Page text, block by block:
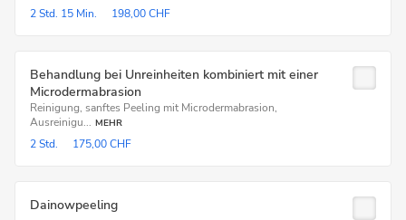
2 Std. 15 Min. 198,00 CHF
Behandlung bei Unreinheiten kombiniert mit einer
Microdermabrasion
Reinigung, sanftes Peeling mit Microdermabrasion,
Ausreinigu... MEHR
2 Std. 175,00 CHF
Dainowpeeling